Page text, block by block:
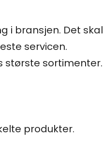
i bransjen. Det skal
servicen.
største sortimenter.
produkter.